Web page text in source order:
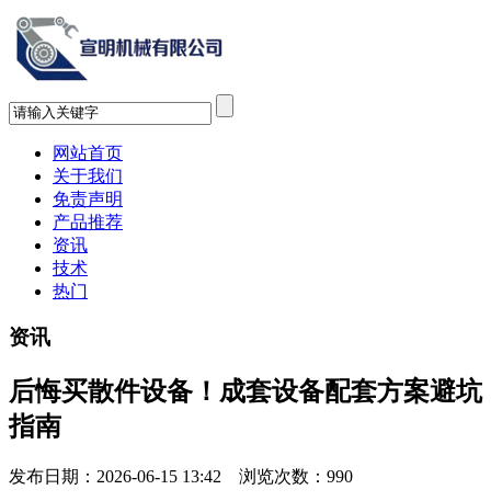
网站首页
关于我们
免责声明
产品推荐
资讯
技术
热门
资讯
后悔买散件设备！成套设备配套方案避坑
指南
发布日期：2026-06-15 13:42 浏览次数： 990